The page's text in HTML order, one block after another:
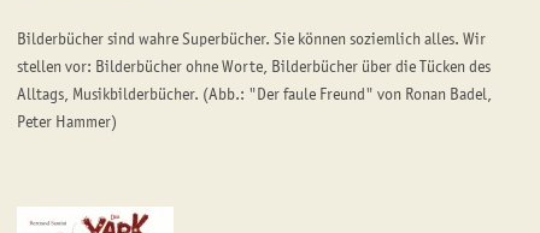
Bilderbücher sind wahre Superbücher. Sie können soziemlich alles. Wir
stellen vor: Bilderbücher ohne Worte, Bilderbücher über die Tücken des
Alltags, Musikbilderbücher. (Abb.: "Der faule Freund" von Ronan Badel,
Peter Hammer)